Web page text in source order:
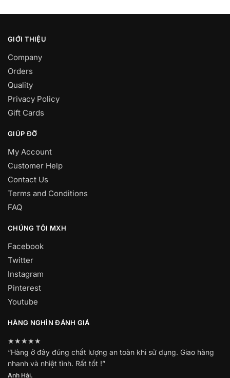
GIỚI THIỆU
Company
Orders
Quality
Privacy Policy
Gift Cards
GIÚP ĐỠ
My Account
Customer Help
Contact Us
Terms and Conditions
FAQ
CHÚNG TÔI MXH
Facebook
Twitter
Instagram
Pinterest
Youtube
HÀNG NGHÌN ĐÁNH GIÁ
★★★★★
“Hàng ở đây đúng chất lượng an toàn khi sử dụng. Giao hàng
nhanh và nhiệt tình. Rất tốt !”
Anh Hải.